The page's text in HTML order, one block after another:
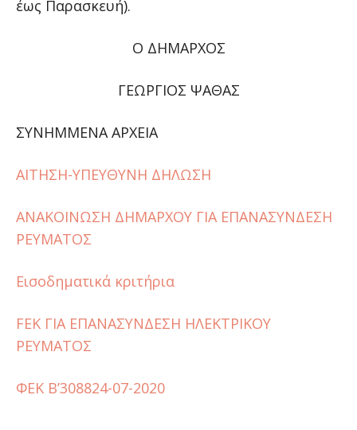
έως Παρασκευή).
Ο ΔΗΜΑΡΧΟΣ
ΓΕΩΡΓΙΟΣ ΨΑΘΑΣ
ΣΥΝΗΜΜΕΝΑ ΑΡΧΕΙΑ
ΑΙΤΗΣΗ-ΥΠΕΥΘΥΝΗ ΔΗΛΩΣΗ
ΑΝΑΚΟΙΝΩΣΗ ΔΗΜΑΡΧΟΥ ΓΙΑ ΕΠΑΝΑΣΥΝΔΕΣΗ
ΡΕΥΜΑΤΟΣ
Εισοδηματικά κριτήρια
FEK ΓΙΑ ΕΠΑΝΑΣΥΝΔΕΣΗ ΗΛΕΚΤΡΙΚΟΥ
ΡΕΥΜΑΤΟΣ
ΦΕΚ Β’308824-07-2020